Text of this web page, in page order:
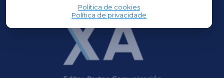
Política de cookies
Política de privacidade